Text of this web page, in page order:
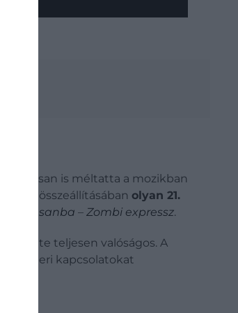
is méltatta a mozikban
összeállításában olyan 21.
Busanba – Zombi expressz.
teljesen valóságos. A
emberi kapcsolatokat